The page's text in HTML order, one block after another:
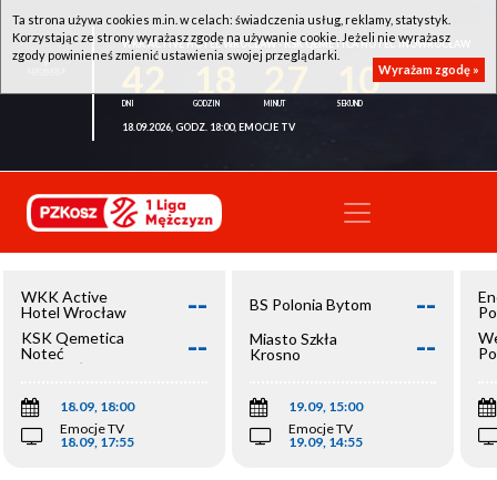
WKK ACTIVE HOTEL WROCŁAW - KSK QEMETICA NOTEĆ INOWROCŁAW
09
18.09.2026, GODZ. 18:00, EMOCJE TV
WKK Active
Hotel Wrocław
--
KSK Qemetica
Noteć
Inowrocław
--
18.09, 18:00
Emocje TV
18.09, 17:55
BS Polonia Bytom --
Miasto Szkła
Krosno
--
19.09, 15:00
Emocje TV
19.09, 14:55
Ta strona używa cookies m.in. w celach: świadczenia usług, reklamy, statystyk.
Korzystając ze strony wyrażasz zgodę na używanie cookie. Jeżeli nie wyrażasz
zgody powinieneś zmienić ustawienia swojej przeglądarki.
Wyrażam zgodę »